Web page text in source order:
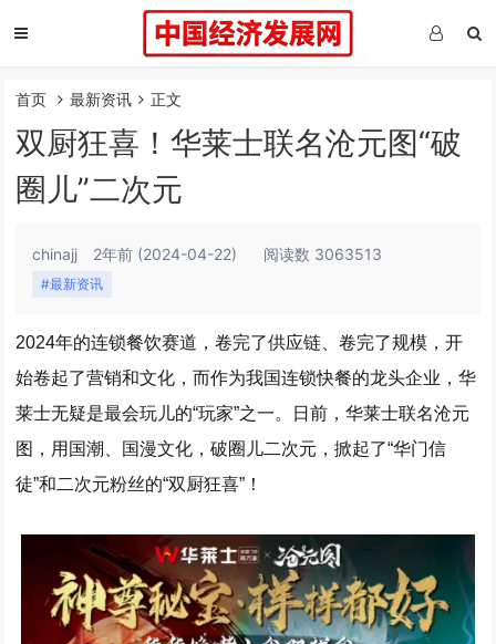
首页 最新资讯 正文
双厨狂喜！华莱士联名沧元图“破
圈儿”二次元
chinajj 2年前 (2024-04-22) 阅读数 3063513
#最新资讯
2024年的连锁餐饮赛道，卷完了供应链、卷完了规模，开
始卷起了营销和文化，而作为我国连锁快餐的龙头企业，华
莱士无疑是最会玩儿的“玩家”之一。日前，华莱士联名沧元
图，用国潮、国漫文化，破圈儿二次元，掀起了“华门信
徒”和二次元粉丝的“双厨狂喜”！